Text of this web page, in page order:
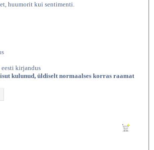
huumorit kui sentimenti.
kirjandus
kulunud, üldiselt normaalses korras raamat